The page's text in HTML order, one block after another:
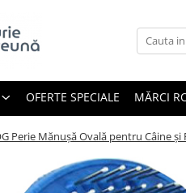
OFERTE SPECIALE MĂRCI
Perie Mănușă Ovală pentru Câine și